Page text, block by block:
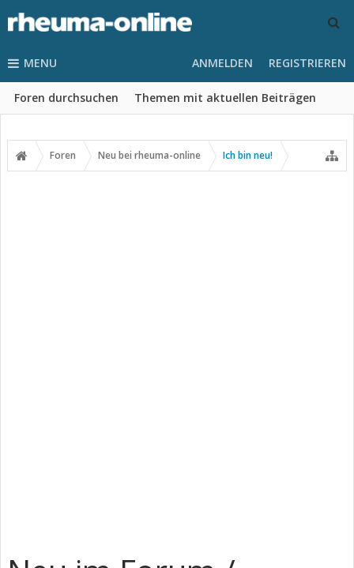
MENU
Foren durchsuchen Themen mit aktuellen Beiträgen
ANMELDEN REGISTRIEREN
Foren Neu bei rheuma-online Ich bin neu!